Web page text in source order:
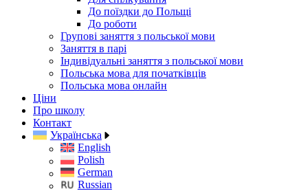
До поїздки до Польщі
До роботи
Групові заняття з польської мови
Заняття в парі
Індивідуальні заняття з польської мови
Польська мова для початківців
Польська мова онлайн
Ціни
Про школу
Контакт
Українська
English
Polish
German
Russian